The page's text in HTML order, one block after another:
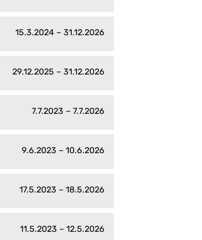
15.3.2024 – 31.12.2026
29.12.2025 – 31.12.2026
7.7.2023 – 7.7.2026
9.6.2023 – 10.6.2026
17.5.2023 – 18.5.2026
11.5.2023 – 12.5.2026